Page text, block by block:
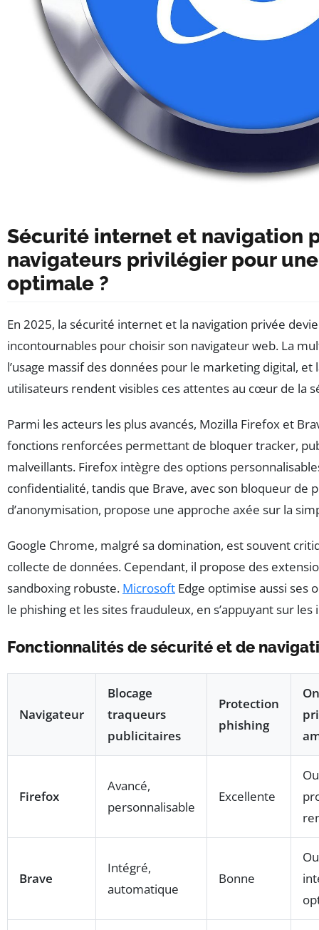
Sécurité internet et navigation
navigateurs privilégier pour
optimale ?
En 2025, la sécurité internet et la navigation privée
incontournables pour choisir son navigateur web. La
l’usage massif des données pour le marketing digital, et
utilisateurs rendent visibles ces attentes au cœur de la
Parmi les acteurs les plus avancés, Mozilla Firefox et
fonctions renforcées permettant de bloquer tracker,
malveillants. Firefox intègre des options
confidentialité, tandis que Brave, avec son bloqueur de
d’anonymisation, propose une approche axée sur la
Google Chrome, malgré sa domination, est souvent
collecte de données. Cependant, il propose des
sandboxing robuste. Microsoft Edge optimise aussi
le phishing et les sites frauduleux, en s’appuyant sur
Fonctionnalités de sécurité et de
Navigateur
Blocage
traqueurs
publicitaires
Protection
phishing
Firefox
Avancé,
personnalisable
Excellente
Brave
Intégré,
automatique
Bonne